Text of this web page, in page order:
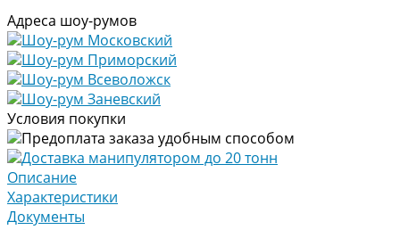
Адреса шоу-румов
Шоу-рум Московский
Шоу-рум Приморский
Шоу-рум Всеволожск
Шоу-рум Заневский
Условия покупки
Предоплата заказа удобным способом
Доставка манипулятором до 20 тонн
Описание
Характеристики
Документы